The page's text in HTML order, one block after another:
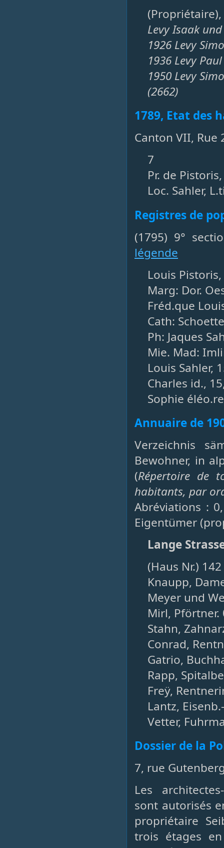
Levy Isaak
1926 Levy
1936 Levy
1950 Levy
(2662)
1789, Etat des
Canton VII, Rue
7
Pr. de
Loc. Sahler,
Registres de
(1795) 9°
légende
Louis
Marg: Dor.
Fréd.que
Cath:
Ph: Jaques
Mie. Mad:
Louis Sahler,
Charles id.,
Sophie
Annuaire de
Verzeichnis
Bewohner, in
(Répertoire de
habitants, par
Abréviations :
Eigentümer
Lange
(Haus Nr.) 142
Knaupp,
Meyer und
Mirl, Pförtner.
Stahn,
Conrad,
Gatrio,
Rapp,
Freÿ,
Lantz,
Vetter,
Dossier de la
7, rue
Les
sont autorisés
propriétaire
trois étages